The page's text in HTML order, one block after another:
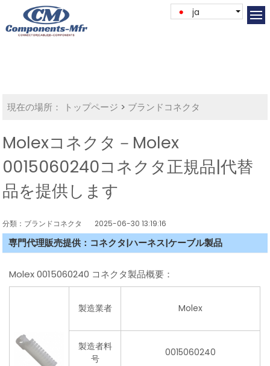
ja
現在の場所： トップページ > ブランドコネクタ
Molexコネクタ－Molex
0015060240コネクタ正規品|代替
品を提供します
分類：ブランドコネクタ 2025-06-30 13:19:16
専門代理販売提供：コネクタ|ハーネス|ケーブル製品
Molex 0015060240 コネクタ製品概要：
製造業者 Molex
製造者料
号
0015060240